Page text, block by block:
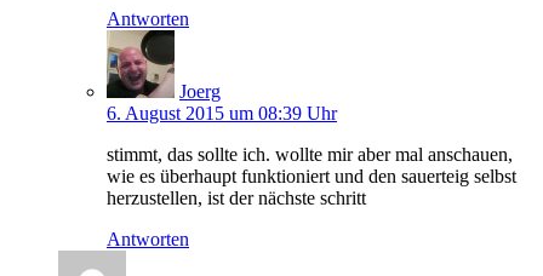
Antworten
Joerg
6. August 2015 um 08:39 Uhr
stimmt, das sollte ich. wollte mir aber mal anschauen,
wie es überhaupt funktioniert und den sauerteig selbst
herzustellen, ist der nächste schritt
Antworten